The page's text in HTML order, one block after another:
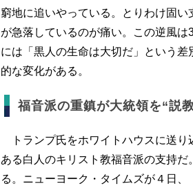
窮地に追いやっている。とりわけ固
が急落しているのが痛い。この逆風
には「黒人の生命は大切だ」という
的な変化がある。
福音派の重鎮が大統領を“説
トランプ氏をホワイトハウスに送り
ある白人のキリスト教福音派の支持
る。ニューヨーク・タイムズが４日